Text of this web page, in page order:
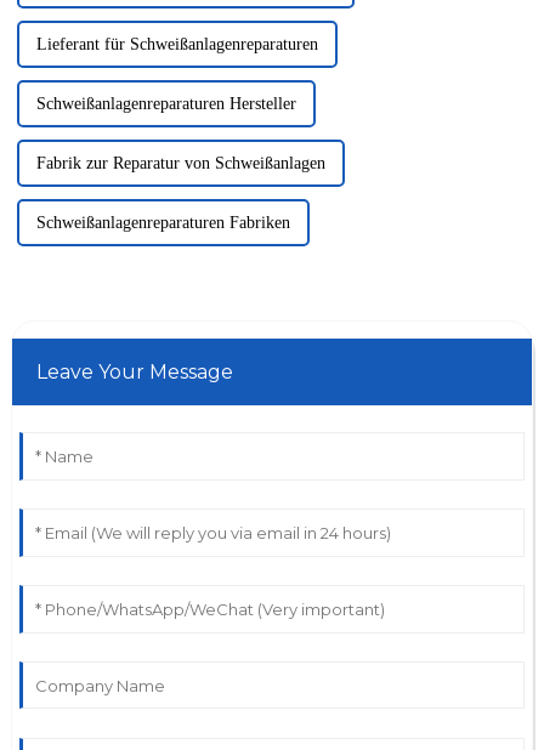
Lieferant für Schweißanlagenreparaturen
Schweißanlagenreparaturen Hersteller
Fabrik zur Reparatur von Schweißanlagen
Schweißanlagenreparaturen Fabriken
Leave Your Message